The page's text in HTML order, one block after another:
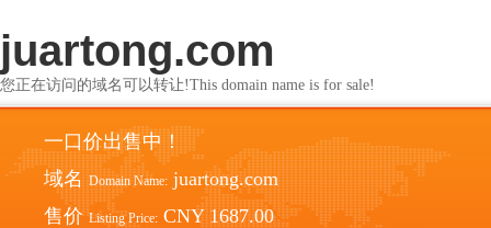
juartong.com
您正在访问的域名可以转让!This domain name is for sale!
一口价出售中！
域名 Domain Name: juartong.com
售价 Listing Price: CNY 1687.00